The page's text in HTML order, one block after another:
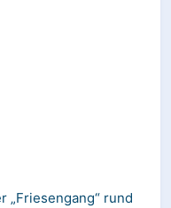
„Friesengang“ rund